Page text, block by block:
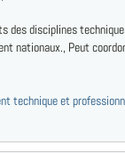
des disciplines
nationaux., Peut
technique et